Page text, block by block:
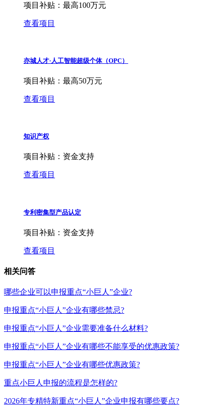
项目补贴： 最高100万元
查看项目
亦城人才·人工智能超级个体（OPC）
项目补贴： 最高50万元
查看项目
知识产权
项目补贴： 资金支持
查看项目
专利密集型产品认定
项目补贴： 资金支持
查看项目
相关问答
哪些企业可以申报重点“小巨人”企业?
申报重点“小巨人”企业有哪些禁忌?
申报重点“小巨人”企业需要准备什么材料?
申报重点“小巨人”企业有哪些不能享受的优惠政策?
申报重点“小巨人”企业有哪些优惠政策?
重点小巨人申报的流程是怎样的?
2026年专精特新重点“小巨人”企业申报有哪些要点?